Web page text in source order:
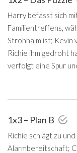
Harry befasst sich
Familientreffens,
Strohhalm ist; Kevin
Richie ihm gedroht
verfolgt eine Spur
1x3 – Plan B
Richie schlägt zu
Alarmbereitschaft;